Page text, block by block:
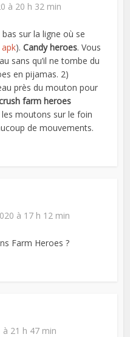
à 20 h 32 min
sur la ligne où se
).Candy heroes. Vous
sans qu’il ne tombe du
en pijamas. 2)
près du mouton pour
farm heroes
moutons sur le foin
de mouvements.
à 17 h 12 min
Farm Heroes ?
à 21 h 47 min